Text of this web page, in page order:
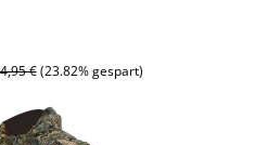
Preis:
€ (23.82% gespart)